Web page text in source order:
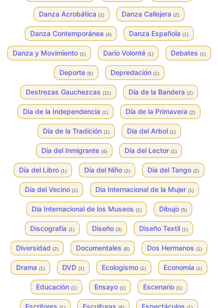
Danza Acrobática (1) Danza Callejera (2)
Danza Contemporánea (4) Danza Española (1)
Danza y Movimiento (1) Darío Volonté (1) Debates (1)
Deporte (6) Depredación (1)
Destrezas Gauchezcas (11) Día de la Bandera (2)
Día de la Independencia (1) Día de la Primavera (2)
Día de la Tradición (1) Día del Arbol (1)
Día del Inmigrante (4) Día del Lector (1)
Día del Libro (1) Día del Niño (2) Día del Tango (2)
Día del Vecino (1) Día Internacional de la Mujer (1)
Día Internacional de los Museos (1) Dibujo (5)
Discografía (1) Diseño (3) Diseño Textil (1)
Diversidad (2) Documentales (8) Dos Hermanos (1)
Drama (1) DVD (1) Ecologismo (1) Economía (1)
Educación (1) Ensayo (1) Escenario (1)
Escritores Esculturas Espectáculos